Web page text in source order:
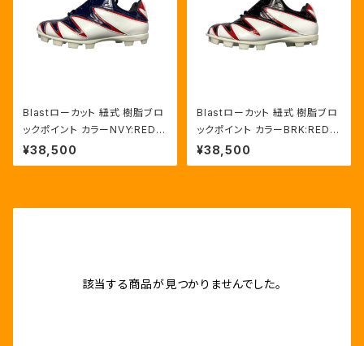
Blastローカット 紐式 樹脂ブロ
ックポイント カラーNVY:RED/
HWT
¥38,500
Blastローカット 紐式 樹脂ブロ
ックポイント カラーBRK:RED/
HWT
¥38,500
該当する商品が見つかりませんでした。